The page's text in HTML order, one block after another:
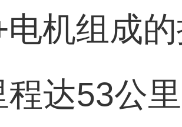
机组成
达53公里